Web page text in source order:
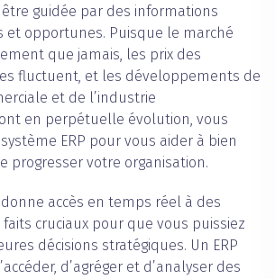
guidée par des informations
et opportunes. Puisque le marché
que jamais, les prix des
fluctuent, et les développements de
et de l’industrie
en perpétuelle évolution, vous
ERP pour vous aider à bien
progresser votre organisation.
donne accès en temps réel à des
cruciaux pour que vous puissiez
décisions stratégiques. Un ERP
d’agréger et d’analyser des